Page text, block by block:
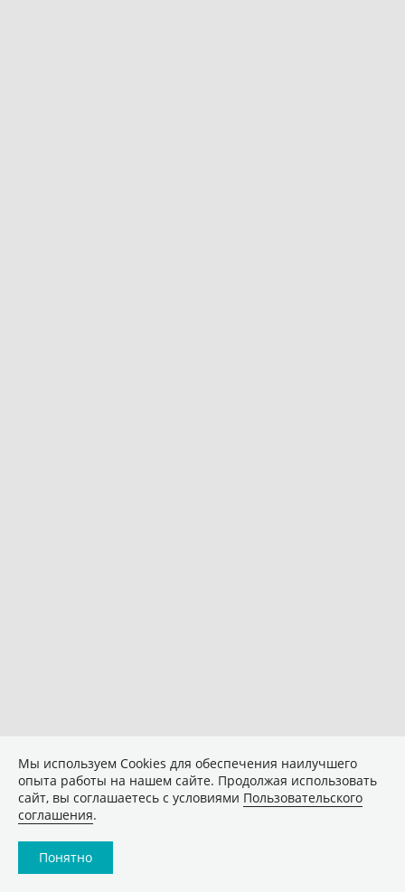
Мы используем Сookies для обеспечения наилучшего
опыта работы на нашем сайте. Продолжая использовать
сайт, вы соглашаетесь с условиями Пользовательского
соглашения.
Понятно